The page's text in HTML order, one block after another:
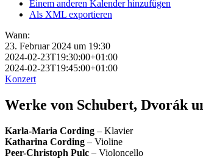
Einem anderen Kalender hinzufügen
Als XML exportieren
Wann:
23. Februar 2024 um 19:30
2024-02-23T19:30:00+01:00
2024-02-23T19:45:00+01:00
Konzert
Werke von Schubert, Dvorák
Karla-Maria Cording – Klavier
Katharina Cording – Violine
Peer-Christoph Pulc – Violoncello